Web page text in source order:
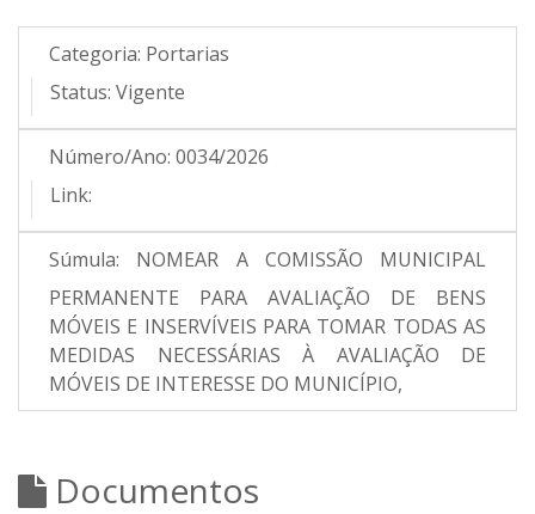
Categoria: Portarias
Status: Vigente
Número/Ano: 0034/2026
Link:
Súmula:
NOMEAR A COMISSÃO MUNICIPAL
PERMANENTE PARA AVALIAÇÃO DE BENS
MÓVEIS E INSERVÍVEIS PARA TOMAR TODAS AS
MEDIDAS NECESSÁRIAS À AVALIAÇÃO DE
MÓVEIS DE INTERESSE DO MUNICÍPIO,
Documentos